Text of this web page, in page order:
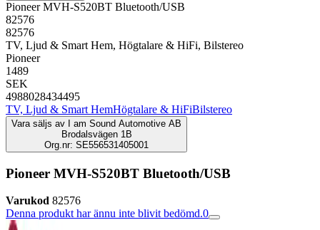
Pioneer MVH-S520BT Bluetooth/USB
82576
82576
TV, Ljud & Smart Hem, Högtalare & HiFi, Bilstereo
Pioneer
1489
SEK
4988028434495
TV, Ljud & Smart HemHögtalare & HiFiBilstereo
Vara säljs av
I am Sound Automotive AB
Brodalsvägen 1B
Org.nr: SE556531405001
Pioneer MVH-S520BT Bluetooth/USB
Varukod 82576
Denna produkt har ännu inte blivit bedömd.0